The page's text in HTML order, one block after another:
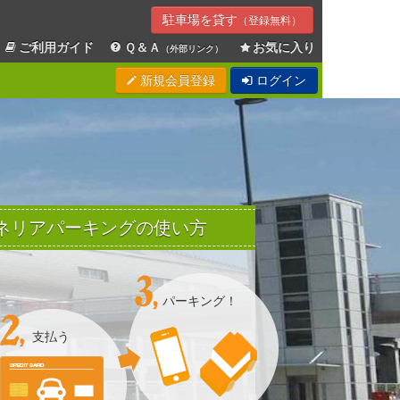
駐車場を貸す （登録無料）
ご利用ガイド Ｑ＆Ａ （外部リンク） お気に入り
新規会員登録 ログイン
リアパーキングの使い方
支払う
パーキング！